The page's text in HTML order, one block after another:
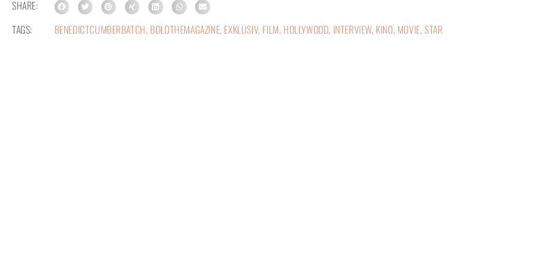
SHARE:
TAGS:
BENEDICTCUMBERBATCH, BOLDTHEMAGAZINE, EXKLUSIV, FILM, HOLLYWOOD, INTERVIEW, KINO, MOVIE, STAR